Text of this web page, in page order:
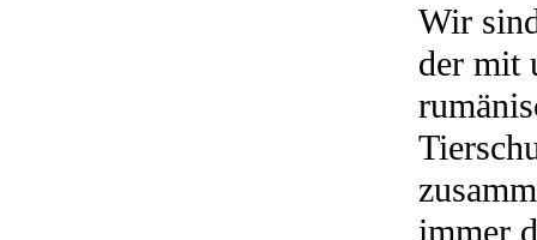
Wir
der mit
immer